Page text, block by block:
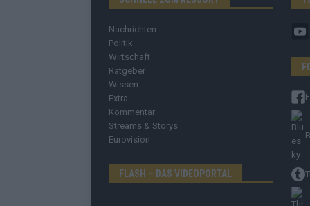
Nachrichten
Politik
Wirtschaft
Ratgeber
Wissen
Extra
Kommentar
Streams & Storys
Eurovision
FLASH – DAS VIDEOPORTAL